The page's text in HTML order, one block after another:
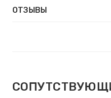
ОТЗЫВЫ